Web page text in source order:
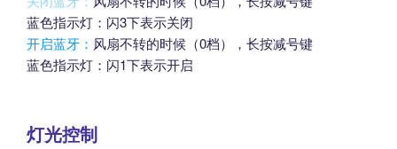
蓝色指示灯：闪3下表示关闭
开启蓝牙： 风扇不转的时候（0档），长按减号键
蓝色指示灯：闪1下表示开启
灯光控制